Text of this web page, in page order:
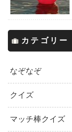
カテゴリー
なぞなぞ
クイズ
マッチ棒クイズ